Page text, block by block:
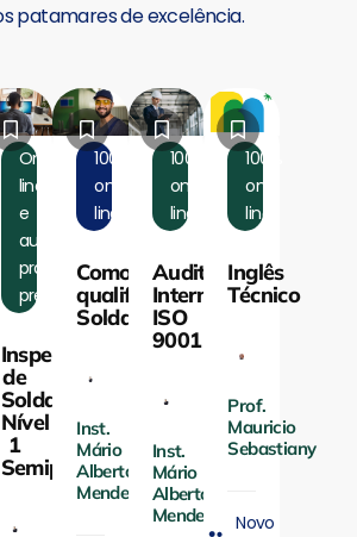
patamares de excelência.
On-
line
e
aulas
práticas
presenciais
Inspetor
de
Soldagem
Nível
1
Semipresencial
100%
on-
line
Como
qualificar
Soldadores
Inst.
Mário
Alberto
Mendes
100%
on-
line
Auditores
Internos
ISO
9001
Inst.
Mário
Alberto
Mendes
100%
on-
line
Inglês
Técnico
Prof.
Mauricio
Sebastiany
Novo